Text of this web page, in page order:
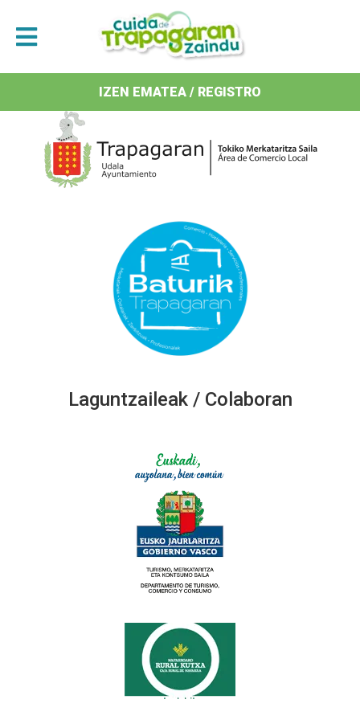
Antolatzaileak / Organizan
Laguntzaileak / Colaboran
IZEN EMATEA / REGISTRO